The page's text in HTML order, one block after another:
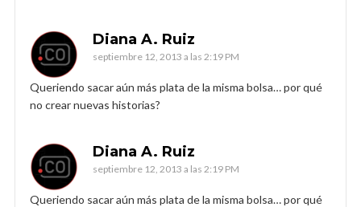
Diana A. Ruiz
septiembre 12, 2013 a las 2:19 PM
Queriendo sacar aún más plata de la misma bolsa… por qué
no crear nuevas historias?
Diana A. Ruiz
septiembre 12, 2013 a las 2:19 PM
Queriendo sacar aún más plata de la misma bolsa… por qué